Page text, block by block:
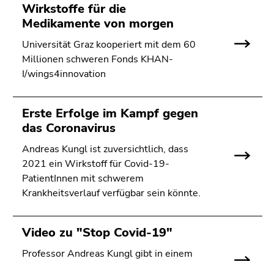
Wirkstoffe für die
Medikamente von morgen
Universität Graz kooperiert mit dem 60
Millionen schweren Fonds KHAN-
I/wings4innovation
Erste Erfolge im Kampf gegen
das Coronavirus
Andreas Kungl ist zuversichtlich, dass
2021 ein Wirkstoff für Covid-19-
PatientInnen mit schwerem
Krankheitsverlauf verfügbar sein könnte.
Video zu "Stop Covid-19"
Professor Andreas Kungl gibt in einem